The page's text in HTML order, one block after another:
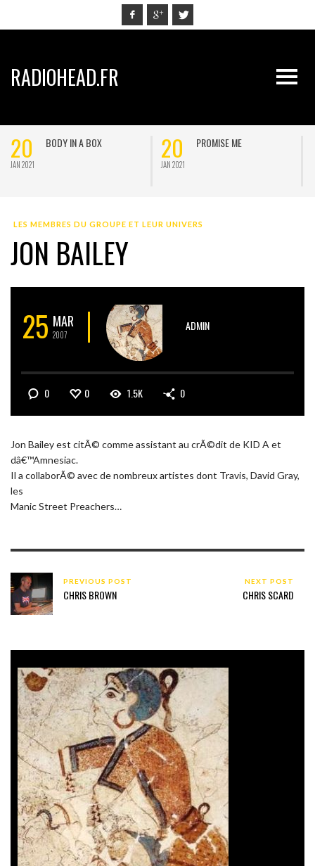
RADIOHEAD.FR
20
JAN 2021
BODY IN A BOX 20
JAN 2021
PROMISE ME
LES MEMBRES DU GROUPE ET LEUR UNIVERS
JON BAILEY
25 MAR
2007
ADMIN
0 0 1.5K 0
Jon Bailey est citÃ© comme assistant au crÃ©dit de KID A et
dâ€™Amnesiac.
Il a collaborÃ© avec de nombreux artistes dont Travis, David Gray,
les
Manic Street Preachers…
PREVIOUS POST
CHRIS BROWN
NEXT POST
CHRIS SCARD